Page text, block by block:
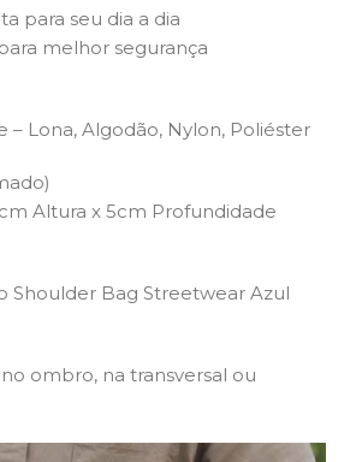
para seu dia a dia
melhor segurança
– Lona, Algodão, Nylon, Poliéster
Altura x 5cm Profundidade
Shoulder Bag Streetwear Azul
ombro, na transversal ou